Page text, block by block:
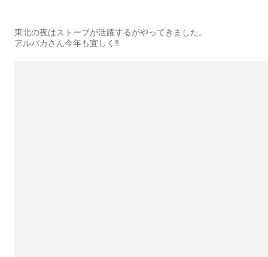
東北の夜はストーブが活躍するがやってきました。
アルパカさん今年も宜しく‼︎